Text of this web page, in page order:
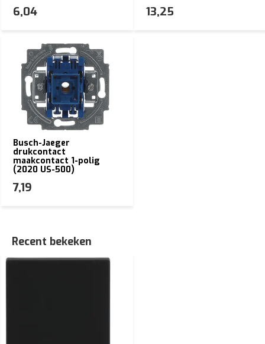
6,04 13,25
Busch-Jaeger
drukcontact
maakcontact 1-polig
(2020 US-500)
7,19
Recent bekeken